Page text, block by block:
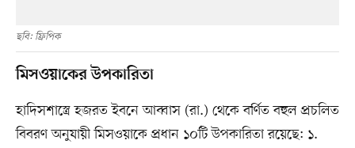
ছবি: ফ্রিপিক
মিসওয়াকের উপকারিতা
হাদিসশাস্ত্রে হজরত ইবনে আব্বাস (রা.) থেকে বর্ণিত বহুল প্রচলিত
বিবরণ অনুযায়ী মিসওয়াকে প্রধান ১০টি উপকারিতা রয়েছে: ১.